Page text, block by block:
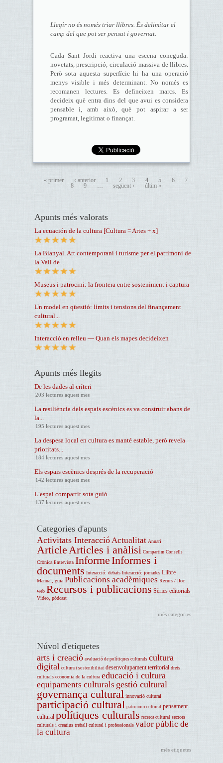
Llegir no és només triar llibres. És delimitar el
camp del que pot ser pensat i governat.
Cada Sant Jordi reactiva una escena coneguda:
novetats, prescripció, circulació massiva de llibres.
Però sota aquesta superfície hi ha una operació
menys visible i més determinant. No només es
recomanen lectures. Es defineixen marcs. Es
decideix què entra dins del que avui es considera
pensable i, amb això, què pot aspirar a ser
programat, legitimat o finançat.
« primer ‹ anterior 1 2 3 4 5 6
7
8
9 … següent › últim »
Apunts més valorats
La ecuación de la cultura [Cultura = Artes + x]
La Bianyal. Art contemporani i turisme per el patrimoni de
la Vall de...
Museus i patrocini: la frontera entre sosteniment i captura
Un model en qüestió: límits i tensions del finançament
cultural...
Interacció en relleu — Quan els mapes decideixen
Apunts més llegits
De les dades al críteri
203 lectures aquest mes
La resiliència dels espais escènics es va construir abans de
la...
195 lectures aquest mes
La despesa local en cultura es manté estable, però revela
prioritats...
184 lectures aquest mes
Els espais escènics després de la recuperació
142 lectures aquest mes
L’espai compartit sota guió
137 lectures aquest mes
Categories d'apunts
Activitats Interacció Actualitat Anuari
Article Articles i anàlisi Compartim Consells
Crònica Entrevista InformeInformes i
documents Interacció: debats Interacció: jornades Llibre
Manual, guia Publicacions acadèmiques Recurs / lloc
web Recursos i publicacions Sèries editorials
Vídeo, pòdcast
més categories
Núvol d'etiquetes
arts i creació avaluació de polítiques culturals cultura
digital cultura i sostenibilitat desenvolupament territorial drets
culturals economia de la cultura educació i cultura
equipaments culturals gestió cultural
governança cultural innovació cultural
participació cultural patrimoni cultural pensament
cultural polítiques culturals recerca cultural sectors
culturals i creatius treball cultural i professionals valor públic de
la cultura
més etiquetes